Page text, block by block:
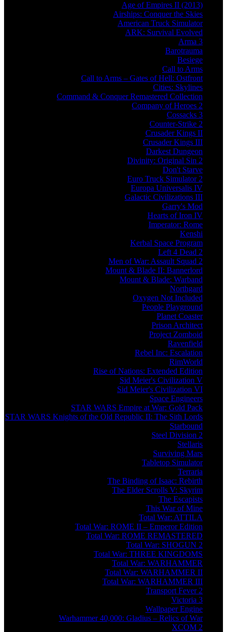
Age of Empires II (2013)
Airships: Conquer the Skies
American Truck Simulator
ARK: Survival Evolved
Arma 3
Barotrauma
Besiege
Call to Arms
Call to Arms – Gates of Hell: Ostfront
Cities: Skylines
Command & Conquer Remastered Collection
Company of Heroes 2
Cossacks 3
Counter-Strike 2
Crusader Kings II
Crusader Kings III
Darkest Dungeon
Divinity: Original Sin 2
Don't Starve
Euro Truck Simulator 2
Europa Universalis IV
Galactic Civilizations III
Garry's Mod
Hearts of Iron IV
Imperator: Rome
Kenshi
Kerbal Space Program
Left 4 Dead 2
Men of War: Assault Squad 2
Mount & Blade II: Bannerlord
Mount & Blade: Warband
Northgard
Oxygen Not Included
People Playground
Planet Coaster
Prison Architect
Project Zomboid
Ravenfield
Rebel Inc: Escalation
RimWorld
Rise of Nations: Extended Edition
Sid Meier's Civilization V
Sid Meier's Civilization VI
Space Engineers
STAR WARS Empire at War: Gold Pack
STAR WARS Knights of the Old Republic II: The Sith Lords
Starbound
Steel Division 2
Stellaris
Surviving Mars
Tabletop Simulator
Terraria
The Binding of Isaac: Rebirth
The Elder Scrolls V: Skyrim
The Escapists
This War of Mine
Total War: ATTILA
Total War: ROME II – Emperor Edition
Total War: ROME REMASTERED
Total War: SHOGUN 2
Total War: THREE KINGDOMS
Total War: WARHAMMER
Total War: WARHAMMER II
Total War: WARHAMMER III
Transport Fever 2
Victoria 3
Wallpaper Engine
Warhammer 40,000: Gladius – Relics of War
XCOM 2